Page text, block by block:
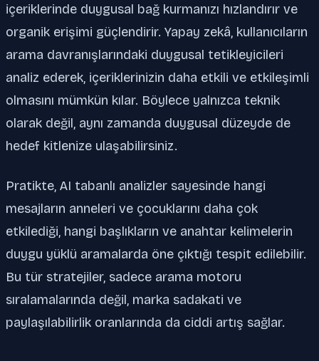
içeriklerinde duygusal bağ kurmanızı hızlandırır ve
organik erişimi güçlendirir. Yapay zekâ, kullanıcıların
arama davranışlarındaki duygusal tetikleyicileri
analiz ederek, içeriklerinizin daha etkili ve etkileşimli
olmasını mümkün kılar. Böylece yalnızca teknik
olarak değil, aynı zamanda duygusal düzeyde de
hedef kitlenize ulaşabilirsiniz.
Pratikte, AI tabanlı analizler sayesinde hangi
mesajların anneleri ve çocuklarını daha çok
etkilediği, hangi başlıkların ve anahtar kelimelerin
duygu yüklü aramalarda öne çıktığı tespit edilebilir.
Bu tür stratejiler, sadece arama motoru
sıralamalarında değil, marka sadakati ve
paylaşılabilirlik oranlarında da ciddi artış sağlar.